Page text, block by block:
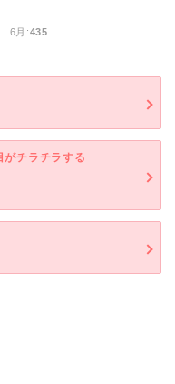
月:435
がチラチラする